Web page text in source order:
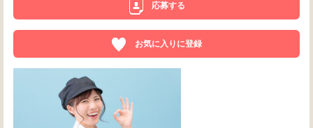
応募する
お気に入りに登録